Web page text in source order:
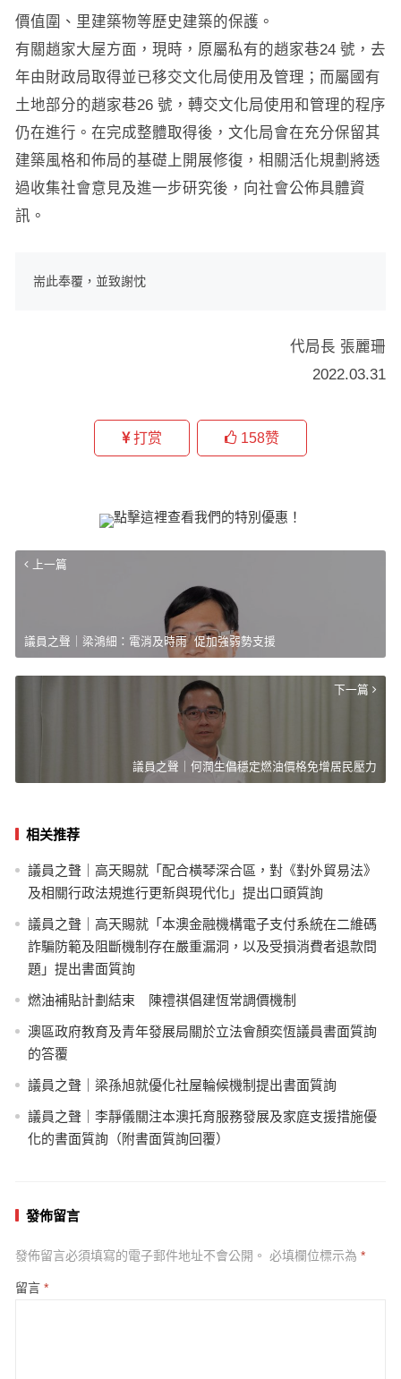
價值圍、里建築物等歷史建築的保護。
有關趙家大屋方面，現時，原屬私有的趙家巷24 號，去
年由財政局取得並已移交文化局使用及管理；而屬國有
土地部分的趙家巷26 號，轉交文化局使用和管理的程序
仍在進行。在完成整體取得後，文化局會在充分保留其
建築風格和佈局的基礎上開展修復，相關活化規劃將透
過收集社會意見及進一步研究後，向社會公佈具體資
訊。
耑此奉覆，並致謝忱
代局長 張麗珊
2022.03.31
打赏 158赞
上一篇
議員之聲｜梁鴻細：電消及時雨 促加強弱勢支援
下一篇
議員之聲｜何潤生倡穩定燃油價格免增居民壓力
相关推荐
議員之聲｜高天賜就「配合橫琴深合區，對《對外貿易法》
及相關行政法規進行更新與現代化」提出口頭質詢
議員之聲｜高天賜就「本澳金融機構電子支付系統在二維碼
詐騙防範及阻斷機制存在嚴重漏洞，以及受損消費者退款問
題」提出書面質詢
燃油補貼計劃結束 陳禮祺倡建恆常調價機制
澳區政府教育及青年發展局關於立法會顏奕恆議員書面質詢
的答覆
議員之聲｜梁孫旭就優化社屋輪候機制提出書面質詢
議員之聲｜李靜儀關注本澳托育服務發展及家庭支援措施優
化的書面質詢（附書面質詢回覆）
發佈留言
發佈留言必須填寫的電子郵件地址不會公開。 必填欄位標示為 *
留言 *